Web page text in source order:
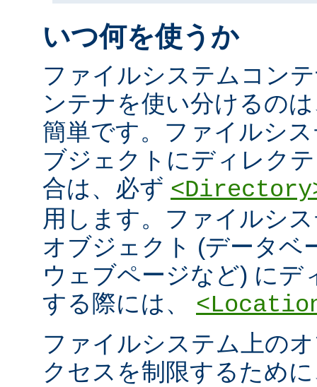
いつ何を使うか
ファイルシステムコン
ンテナを使い分けるの
簡単です。ファイルシ
ブジェクトにディレク
合は、必ず
用します。ファイルシ
オブジェクト (データベ
ウェブページなど) にデ
する際には、
ファイルシステム上の
クセスを制限するため